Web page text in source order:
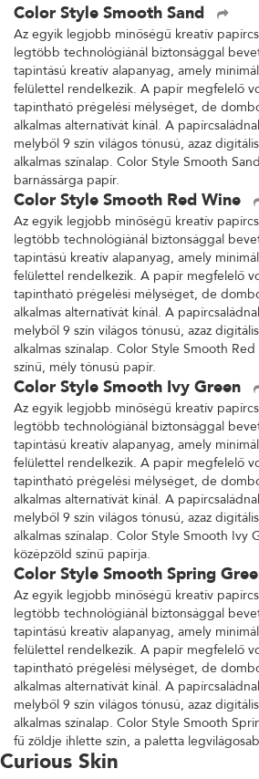
Color Style Smooth Sand
Az egyik legjobb minőségű kreatív
legtöbb technológiánál biztonsággal
tapintású kreatív alapanyag, amely
felülettel rendelkezik. A papír megfelelő
tapintható prégelési mélységet, de
alkalmas alternatívát kínál. A
melyből 9 szín világos tónusú, azaz
alkalmas színalap. Color Style Smooth
barnássárga papír.
Color Style Smooth Red Wine
Az egyik legjobb minőségű kreatív
legtöbb technológiánál biztonsággal
tapintású kreatív alapanyag, amely
felülettel rendelkezik. A papír megfelelő
tapintható prégelési mélységet, de
alkalmas alternatívát kínál. A
melyből 9 szín világos tónusú, azaz
alkalmas színalap. Color Style Smooth
színű, mély tónusú papír.
Color Style Smooth Ivy Green
Az egyik legjobb minőségű kreatív
legtöbb technológiánál biztonsággal
tapintású kreatív alapanyag, amely
felülettel rendelkezik. A papír megfelelő
tapintható prégelési mélységet, de
alkalmas alternatívát kínál. A
melyből 9 szín világos tónusú, azaz
alkalmas színalap. Color Style Smooth Ivy
középzöld színű papírja.
Color Style Smooth Spring
Az egyik legjobb minőségű kreatív
legtöbb technológiánál biztonsággal
tapintású kreatív alapanyag, amely
felülettel rendelkezik. A papír megfelelő
tapintható prégelési mélységet, de
alkalmas alternatívát kínál. A
melyből 9 szín világos tónusú, azaz
alkalmas színalap. Color Style Smooth
fű zöldje ihlette szín, a paletta
Curious Skin